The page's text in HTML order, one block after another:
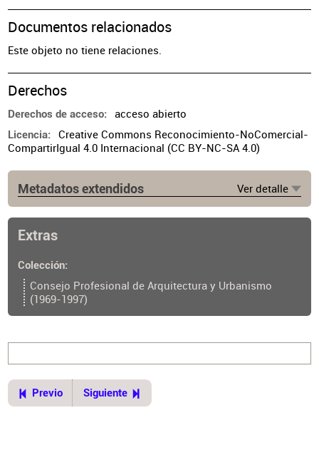
Documentos relacionados
Este objeto no tiene relaciones.
Derechos
Derechos de acceso acceso abierto
Licencia
Creative Commons Reconocimiento-NoComercial-
CompartirIgual 4.0 Internacional (CC BY-NC-SA 4.0)
Metadatos extendidos Ver detalle
Buenos Aires
Ubicación del original
ui=2&recno=24403&id=CPAU.2.24403
Extras
Colección
Consejo Profesional de Arquitectura y Urbanismo
(1969-1997)
Previo Siguiente